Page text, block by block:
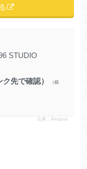
STUDIO
先で確認）
出典：Amazon